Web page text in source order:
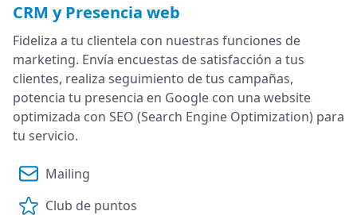
CRM y Presencia web
Fideliza a tu clientela con nuestras funciones de
marketing. Envía encuestas de satisfacción a tus
clientes, realiza seguimiento de tus campañas,
potencia tu presencia en Google con una website
optimizada con SEO (Search Engine Optimization) para
tu servicio.
Mailing
Club de puntos